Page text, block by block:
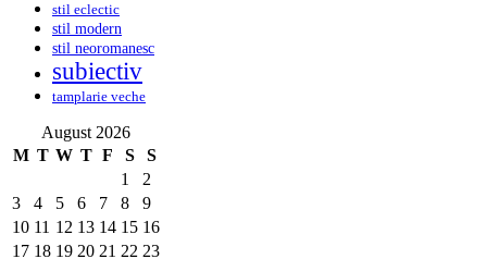
stil eclectic
stil modern
stil neoromanesc
subiectiv
tamplarie veche
August 2026
M T W T F S
S
1
2
3
4 5 6 7 8
9
10 11 12 13 14 15 16
17 18 19 20 21 22 23